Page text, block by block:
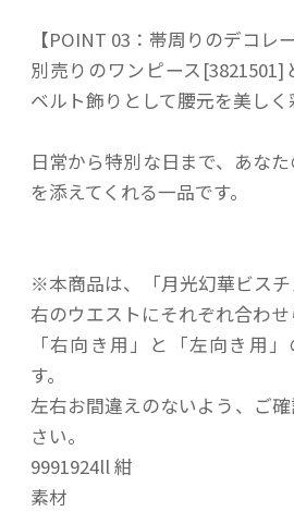
【POINT 03：帯周りのデコレ
別売りのワンピース[3821501]
ベルト飾りとして腰元を美しく
日常から特別な日まで、あな
を添えてくれる一品です。
※本商品は、「月光幻華ビス
右のウエストにそれぞれ合わせ
「右向き用」と「左向き用
す。
左右お間違えのないよう、ご
さい。
9991924ll 紺
素材